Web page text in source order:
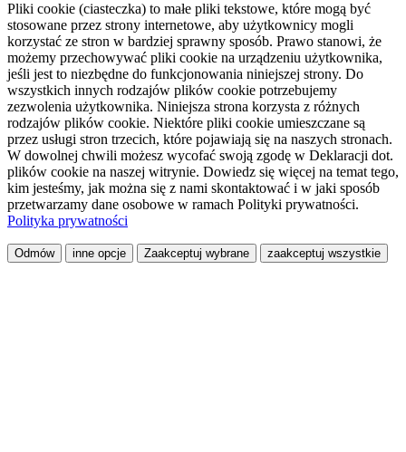
Pliki cookie (ciasteczka) to małe pliki tekstowe, które mogą być
stosowane przez strony internetowe, aby użytkownicy mogli
korzystać ze stron w bardziej sprawny sposób. Prawo stanowi, że
możemy przechowywać pliki cookie na urządzeniu użytkownika,
jeśli jest to niezbędne do funkcjonowania niniejszej strony. Do
wszystkich innych rodzajów plików cookie potrzebujemy
zezwolenia użytkownika. Niniejsza strona korzysta z różnych
rodzajów plików cookie. Niektóre pliki cookie umieszczane są
przez usługi stron trzecich, które pojawiają się na naszych stronach.
W dowolnej chwili możesz wycofać swoją zgodę w Deklaracji dot.
plików cookie na naszej witrynie. Dowiedz się więcej na temat tego,
kim jesteśmy, jak można się z nami skontaktować i w jaki sposób
przetwarzamy dane osobowe w ramach Polityki prywatności.
Polityka prywatności
Odmów inne opcje Zaakceptuj wybrane zaakceptuj wszystkie